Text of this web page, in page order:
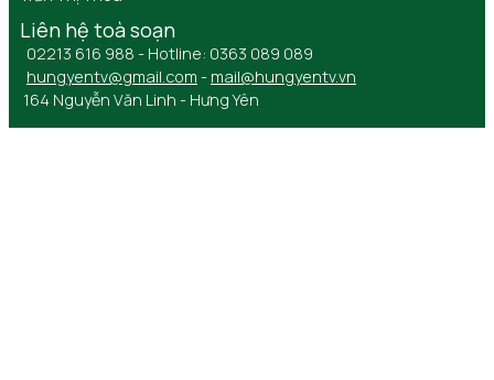
Liên hệ toà soạn
02213 616 988 - Hotline: 0363 089 089
hungyentv@gmail.com - mail@hungyentv.vn
164 Nguyễn Văn Linh - Hưng Yên